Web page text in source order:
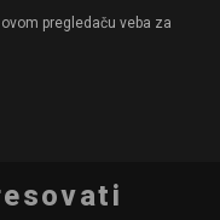
pregledaču veba za